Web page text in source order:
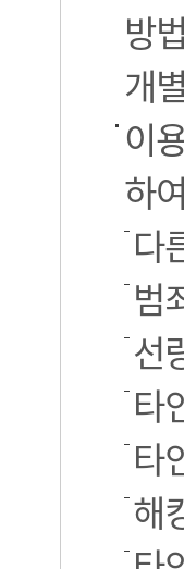
방
개
이
하
다
범
선
타
타
해